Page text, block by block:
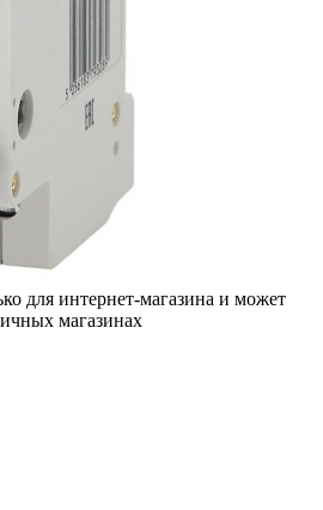
для интернет-магазина и может
магазинах